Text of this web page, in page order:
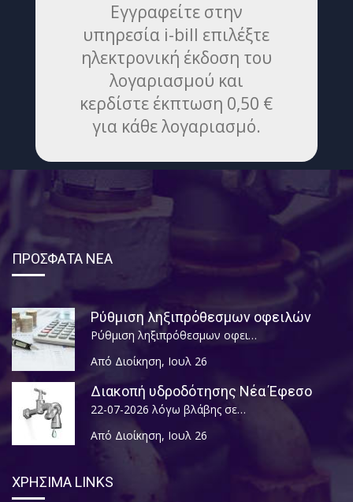
Εγγραφείτε στην
υπηρεσία i-bill επιλέξτε
ηλεκτρονική έκδοση του
λογαριασμού και
κερδίστε έκπτωση 0,50 €
για κάθε λογαριασμό.
ΠΡΟΣΦΑΤΑ ΝΕΑ
Ρύθμιση ληξιπρόθεσμων οφειλών
Ρύθμιση ληξιπρόθεσμων οφει…
Από Διοίκηση, Ιουλ 26
Διακοπή υδροδότησης Νέα Έφεσο
22-07-2026 λόγω βλάβης σε…
Από Διοίκηση, Ιουλ 26
ΧΡΗΣΙΜΑ LINKS